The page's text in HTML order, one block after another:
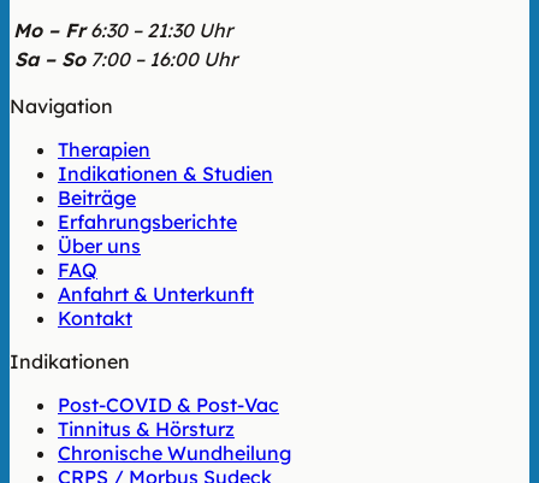
Mo – Fr 6:30 – 21:30 Uhr
Sa – So 7:00 – 16:00 Uhr
Navigation
Therapien
Indikationen & Studien
Beiträge
Erfahrungsberichte
Über uns
FAQ
Anfahrt & Unterkunft
Kontakt
Indikationen
Post-COVID & Post-Vac
Tinnitus & Hörsturz
Chronische Wundheilung
CRPS / Morbus Sudeck